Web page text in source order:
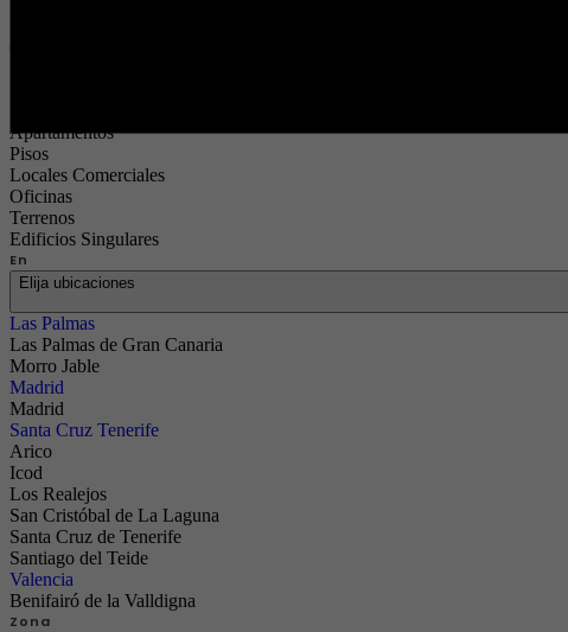
Apartamentos
Pisos
Locales Comerciales
Oficinas
Terrenos
Edificios Singulares
En
Elija ubicaciones
Las Palmas
Las Palmas de Gran Canaria
Morro Jable
Madrid
Madrid
Santa Cruz Tenerife
Arico
Icod
Los Realejos
San Cristóbal de La Laguna
Santa Cruz de Tenerife
Santiago del Teide
Valencia
Benifairó de la Valldigna
Zona